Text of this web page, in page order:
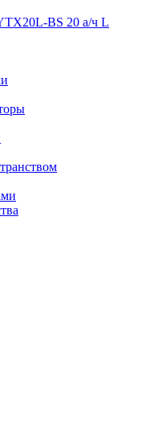
BS 20 а/ч L